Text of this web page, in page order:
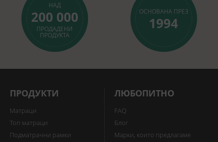
НАД
200 000
ПРОДАДЕНИ
ПРОДУКТА
ОСНОВАНА ПРЕЗ
1994
ПРОДУКТИ
Матраци
Топ матраци
Подматрачни рамки
ЛЮБОПИТНО
FAQ
Блог
Марки, които предлагаме